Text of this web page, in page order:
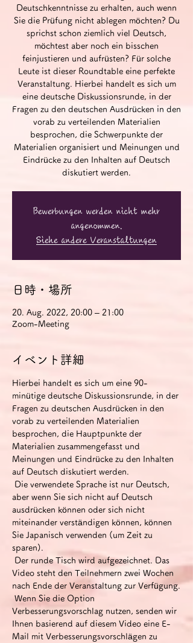
Deutschkenntnisse zu erhalten, auch wenn
Sie die Prüfung nicht ablegen möchten? Du
sprichst schon ziemlich viel Deutsch,
möchtest aber noch ein bisschen
feinjustieren und aufrüsten? Für solche
Leute ist dieser Roundtable eine perfekte
Veranstaltung. Hierbei handelt es sich um
eine deutsche Diskussionsrunde, in der
Fragen zu den deutschen Ausdrücken in den
vorab zu verteilenden Materialien
besprochen, die Schwerpunkte der
Materialien organisiert und Meinungen und
Eindrücke zu den Inhalten auf Deutsch
diskutiert werden.
Bewerbungen werden nicht mehr
angenommen.
Siehe andere Veranstaltungen
日時・場所
20. Aug. 2022, 20:00 – 21:00
Zoom-Meeting
イベント詳細
Hierbei handelt es sich um eine 90-
minütige deutsche Diskussionsrunde, in der
Fragen zu deutschen Ausdrücken in den
vorab zu verteilenden Materialien
besprochen, die Hauptpunkte der
Materialien zusammengefasst und
Meinungen und Eindrücke zu den Inhalten
auf Deutsch diskutiert werden.
aber wenn Sie sich nicht auf Deutsch
ausdrücken können oder sich nicht
miteinander verständigen können, können
Sie Japanisch verwenden (um Zeit zu
sparen).
Video steht den Teilnehmern zwei Wochen
nach Ende der Veranstaltung zur Verfügung.
Verbesserungsvorschlag nutzen, senden wir
Ihnen basierend auf diesem Video eine E-
Mail mit Verbesserungsvorschlägen zu